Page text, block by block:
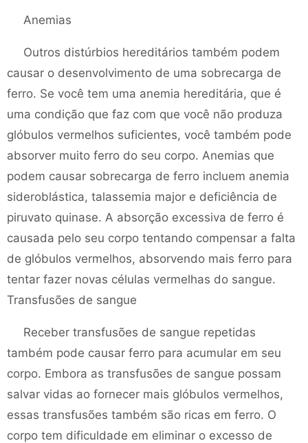
Anemias
Outros distúrbios hereditários também podem
causar o desenvolvimento de uma sobrecarga de
ferro. Se você tem uma anemia hereditária, que é
uma condição que faz com que você não produza
glóbulos vermelhos suficientes, você também pode
absorver muito ferro do seu corpo. Anemias que
podem causar sobrecarga de ferro incluem anemia
sideroblástica, talassemia major e deficiência de
piruvato quinase. A absorção excessiva de ferro é
causada pelo seu corpo tentando compensar a falta
de glóbulos vermelhos, absorvendo mais ferro para
tentar fazer novas células vermelhas do sangue.
Transfusões de sangue
Receber transfusões de sangue repetidas
também pode causar ferro para acumular em seu
corpo. Embora as transfusões de sangue possam
salvar vidas ao fornecer mais glóbulos vermelhos,
essas transfusões também são ricas em ferro. O
corpo tem dificuldade em eliminar o excesso de